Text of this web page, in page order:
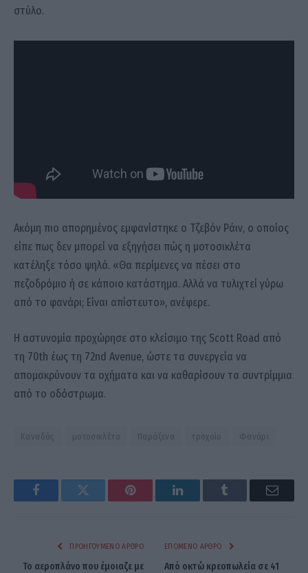
στύλο.
Ακόμη πιο απορημένος εμφανίστηκε ο Τζεβόν Ράιν, ο οποίος
είπε πως δεν μπορεί να εξηγήσει πώς η μοτοσικλέτα
κατέληξε τόσο ψηλά. «Θα περίμενες να πέσει στο
πεζοδρόμιο ή σε κάποιο κατάστημα. Αλλά να τυλιχτεί γύρω
από το φανάρι; Είναι απίστευτο», ανέφερε.
Η αστυνομία προχώρησε στο κλείσιμο της Scott Road από
τη 70th έως τη 72nd Avenue, ώστε τα συνεργεία να
απομακρύνουν τα οχήματα και να καθαρίσουν τα συντρίμμια
από το οδόστρωμα.
Καναδάς μοτοσικλέτα Παράξενα τροχαίο Φανάρι
FacebookTwitter Pinterest LinkedInTumblr Email
ΠΡΟΗΓΟΎΜΕΝΟ ΆΡΘΡΟ
Το αεροπλάνο που έμοιαζε με
ΕΠΌΜΕΝΟ ΆΡΘΡΟ
Από οκτώ κρεοπωλεία σε 41